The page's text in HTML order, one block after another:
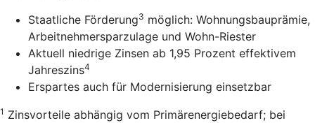
Staatliche Förderung3 möglich: Wohnungsbauprämie,
Arbeitnehmersparzulage und Wohn-Riester
Aktuell niedrige Zinsen ab 1,95 Prozent effektivem
Jahreszins4
Erspartes auch für Modernisierung einsetzbar
1 Zinsvorteile abhängig vom Primärenergiebedarf; bei